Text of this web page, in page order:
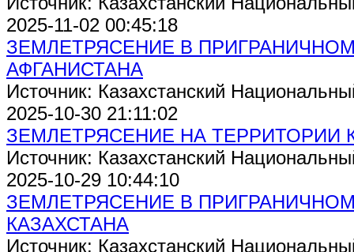
2025-11-02 00:45:18
ЗЕМЛЕТРЯСЕНИЕ В ПРИГРАНИЧНОМ
АФГАНИСТАНА
Источник: Казахстанский
2025-10-30 21:11:02
ЗЕМЛЕТРЯСЕНИЕ НА ТЕРРИТОРИИ
Источник: Казахстанский
2025-10-29 10:44:10
ЗЕМЛЕТРЯСЕНИЕ В
КАЗАХСТАНА
Источник: Казахстанский